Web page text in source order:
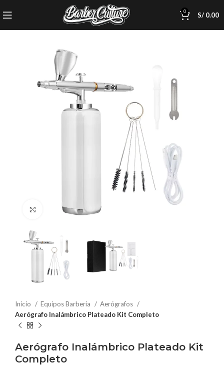
0 S/0.00
Click to enlarge
Inicio Equipos Barbería
Aerógrafos
Aerógrafo Inalámbrico Plateado Kit Completo
Aerógrafo Inalámbrico Plateado Kit
Completo